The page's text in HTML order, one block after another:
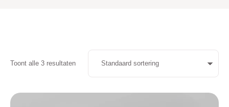
Toont alle 3 resultaten